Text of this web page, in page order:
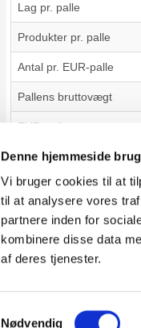
Denne hjemmeside
Vi bruger cookies til at
til at analysere vores
partnere inden for
kombinere disse data
af deres tjenester.
Samtykkevalg
Nødvendig
Lag pr. palle
Produkter pr. palle
Antal pr. EUR-palle
Pallens bruttovægt
EUR-palle vægt
Føniks
CVR.: